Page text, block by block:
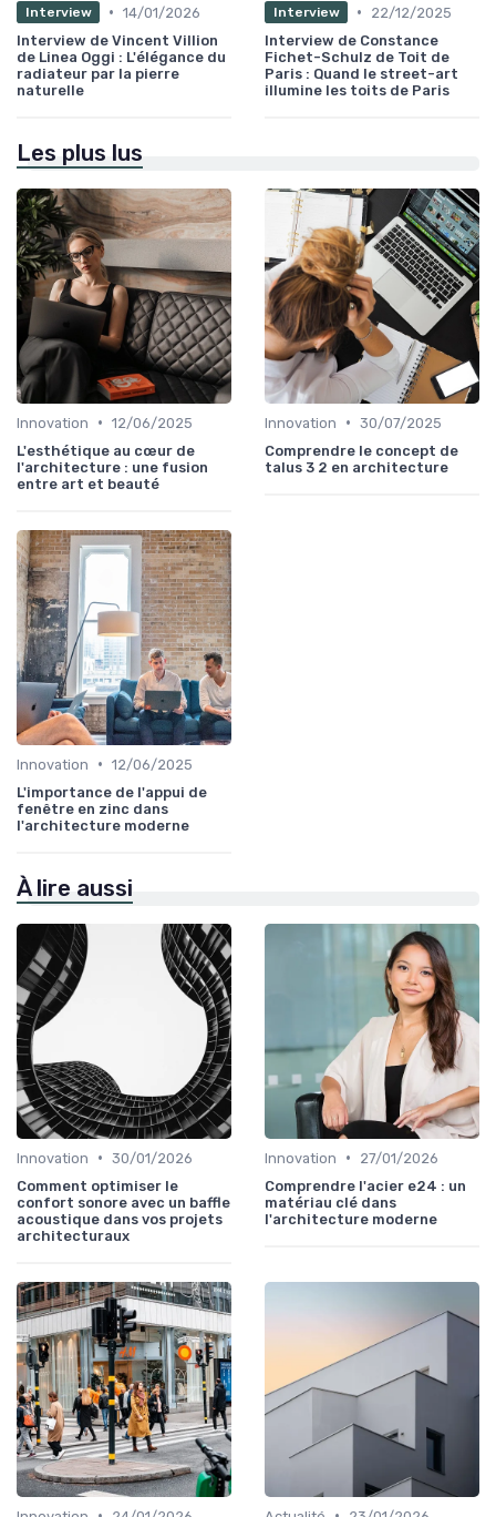
Interview • 14/01/2026
Interview de Vincent Villion
de Linea Oggi : L'élégance du
radiateur par la pierre
naturelle
Interview •
22/12/2025
Interview de Constance
Fichet-Schulz de Toit de
Paris : Quand le street-art
illumine les toits de Paris
Les plus lus
Innovation • 12/06/2025
L'esthétique au cœur de
l'architecture : une fusion
entre art et beauté
Innovation • 30/07/2025
Comprendre le concept de
talus 3 2 en architecture
Innovation • 12/06/2025
L'importance de l'appui de
fenêtre en zinc dans
l'architecture moderne
À lire aussi
Innovation • 30/01/2026
Comment optimiser le
confort sonore avec un baffle
acoustique dans vos projets
architecturaux
Innovation •
27/01/2026
Comprendre l'acier e24 : un
matériau clé dans
l'architecture moderne